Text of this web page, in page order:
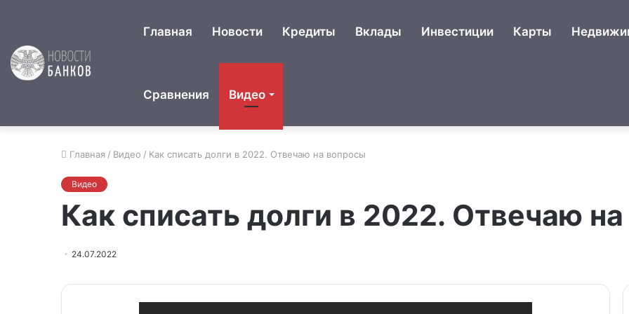
Главная Новости Кредиты Вклады Инвестиции Карты
Сравнения Видео
Главная / Видео / Как списать долги в 2022. Отвечаю на вопросы
Видео
Как списать долги в 2022. Отвечаю
24.07.2022